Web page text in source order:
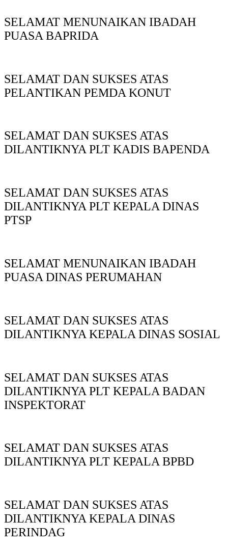
SELAMAT MENUNAIKAN IBADAH
PUASA BAPRIDA
SELAMAT DAN SUKSES ATAS
PELANTIKAN PEMDA KONUT
SELAMAT DAN SUKSES ATAS
DILANTIKNYA PLT KADIS BAPENDA
SELAMAT DAN SUKSES ATAS
DILANTIKNYA PLT KEPALA DINAS
PTSP
SELAMAT MENUNAIKAN IBADAH
PUASA DINAS PERUMAHAN
SELAMAT DAN SUKSES ATAS
DILANTIKNYA KEPALA DINAS SOSIAL
SELAMAT DAN SUKSES ATAS
DILANTIKNYA PLT KEPALA BADAN
INSPEKTORAT
SELAMAT DAN SUKSES ATAS
DILANTIKNYA PLT KEPALA BPBD
SELAMAT DAN SUKSES ATAS
DILANTIKNYA KEPALA DINAS
PERINDAG